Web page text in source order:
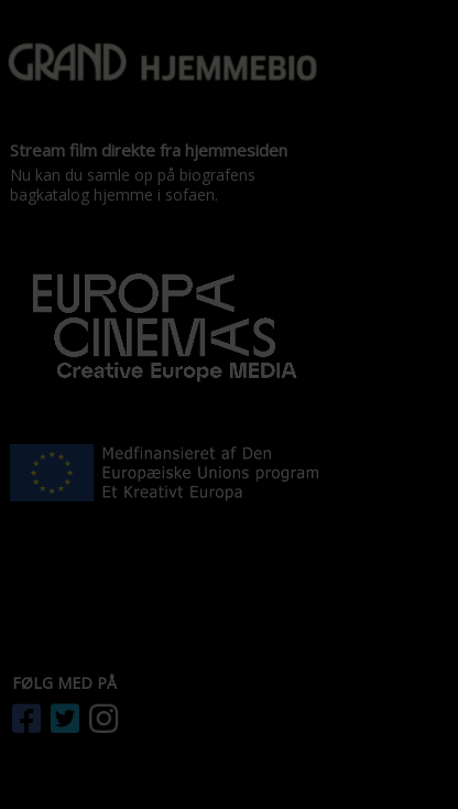
Stream film direkte fra hjemmesiden
Nu kan du samle op på biografens
bagkatalog hjemme i sofaen.
FØLG MED PÅ